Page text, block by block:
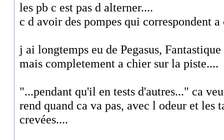
les pb c est pas d alterner....
c d avoir des pompes qui correspondent
j ai longtemps eu de Pegasus,
mais completement a chier sur la piste....
"...pendant qu'il en tests d'autres..." ca
rend quand ca va pas, avec l odeur et les
crevées....